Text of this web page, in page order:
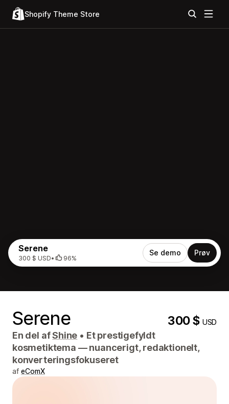
Shopify Theme Store
Serene
300 $ USD• 96%
Se demo Prøv
Serene 300 $USD
En del afShine • Et prestigefyldt
kosmetiktema — nuancerigt, redaktionelt,
konverteringsfokuseret
af eComX